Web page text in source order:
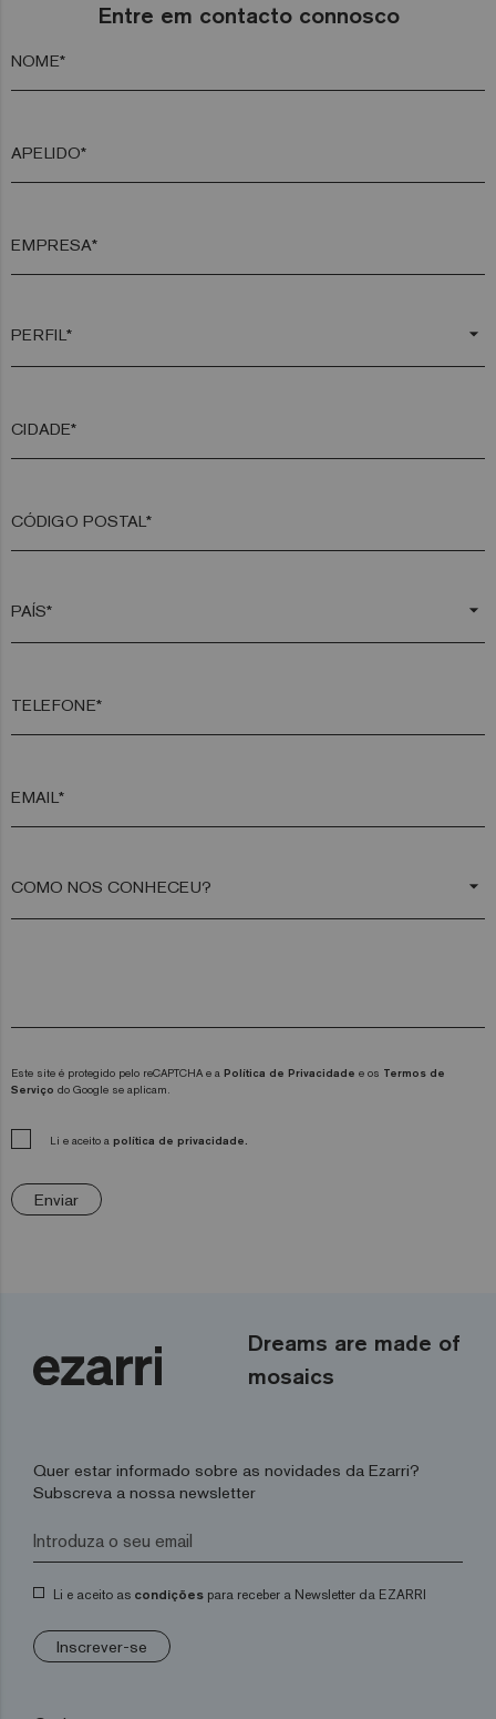
Entre em contacto connosco
NOME*
APELIDO*
EMPRESA*
arrow_drop_down
CIDADE*
CÓDIGO POSTAL*
arrow_drop_down
TELEFONE*
EMAIL*
arrow_drop_down
Este site é protegido pelo reCAPTCHA e a Política de Privacidade e os Termos de
Serviço do Google se aplicam.
Li e aceito a política de privacidade.
Enviar
Dreams are made of
mosaics
Quer estar informado sobre as novidades da Ezarri?
Subscreva a nossa newsletter
Li e aceito as condições para receber a Newsletter da EZARRI
Inscrever-se